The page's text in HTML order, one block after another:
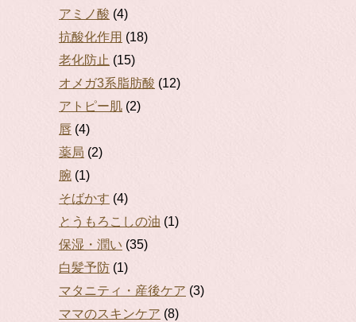
アミノ酸 (4)
抗酸化作用 (18)
老化防止 (15)
オメガ3系脂肪酸 (12)
アトピー肌 (2)
唇 (4)
薬局 (2)
腕 (1)
そばかす (4)
とうもろこしの油 (1)
保湿・潤い (35)
白髪予防 (1)
マタニティ・産後ケア (3)
ママのスキンケア (8)